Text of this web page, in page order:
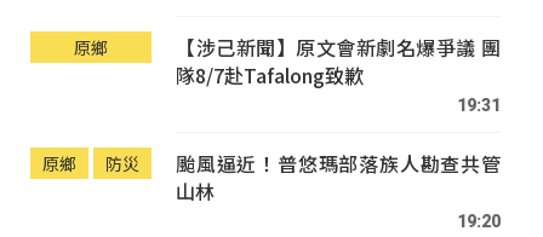
原鄉
【涉己新聞】原文會新劇名爆爭議 團
隊8/7赴Tafalong致歉
19:31
原鄉 防災
颱風逼近！普悠瑪部落族人勘查共管
山林
19:20